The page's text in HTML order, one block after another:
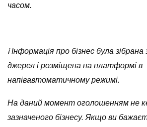
часом.
ℹ️ Інформація про бізнес була зібрана
джерел і розміщена на платформі в
напівавтоматичному режимі.
На даний момент оголошенням не
зазначеного бізнесу. Якщо ви